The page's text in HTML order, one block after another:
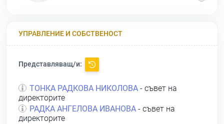
УПРАВЛЕНИЕ И СОБСТВЕНОСТ
Представляващ/и:
ТОНКА РАДКОВА НИКОЛОВА - съвет на
директорите
РАДКА АНГЕЛОВА ИВАНОВА - съвет на
директорите